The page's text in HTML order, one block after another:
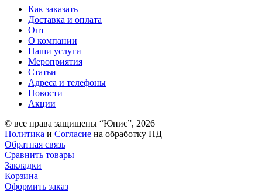
Как заказать
Доставка и оплата
Опт
О компании
Наши услуги
Мероприятия
Статьи
Адреса и телефоны
Новости
Акции
© все права защищены “Юнис”, 2026
Политика и Согласие на обработку ПД
Обратная связь
Сравнить товары
Закладки
Корзина
Оформить заказ